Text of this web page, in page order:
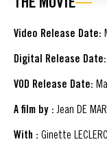
Video Release Date:
Digital Release Date:
VOD Release Date:
A film by : Jean DE
With : Ginette